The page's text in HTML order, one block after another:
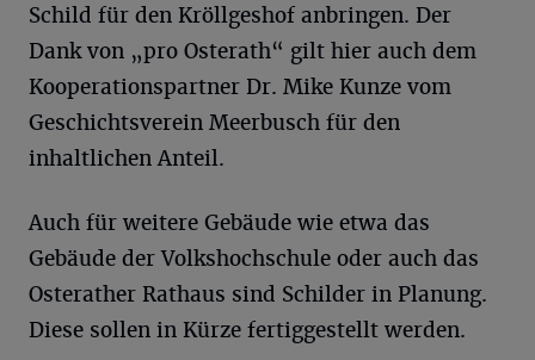
Schild für den Kröllgeshof anbringen. Der
Dank von „pro Osterath“ gilt hier auch dem
Kooperationspartner Dr. Mike Kunze vom
Geschichtsverein Meerbusch für den
inhaltlichen Anteil.
Auch für weitere Gebäude wie etwa das
Gebäude der Volkshochschule oder auch das
Osterather Rathaus sind Schilder in Planung.
Diese sollen in Kürze fertiggestellt werden.